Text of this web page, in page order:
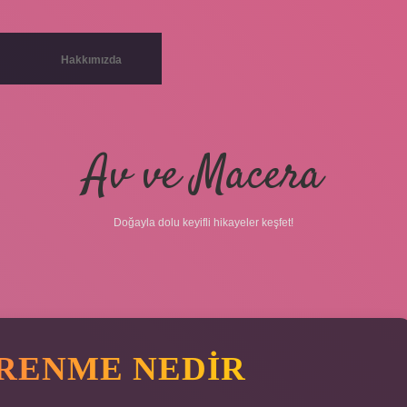
Hakkımızda
Av ve Macera
Doğayla dolu keyifli hikayeler keşfet!
NEDIR